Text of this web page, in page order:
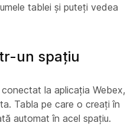
tablei și puteți vedea
un spațiu
la aplicația Webex,
Tabla pe care o creați în
automat în acel spațiu.